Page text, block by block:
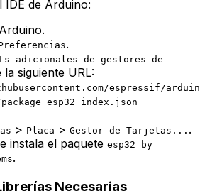
de Arduino:
.
adicionales de gestores de
la siguiente URL:
espressif/
> Placa > Gestor de Tarjetas... .
instala el paquete esp32 by
.
Necesarias